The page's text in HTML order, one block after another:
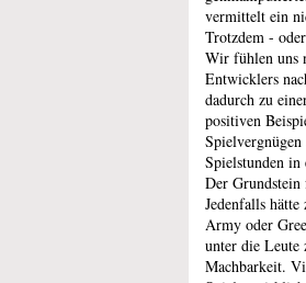
vermittelt ein
Trotzdem -
Wir fühlen uns
Entwicklers
dadurch zu
positiven
Spielstunden
Der
Jedenfalls
Army oder
unter die Leute
Machbarkeit.